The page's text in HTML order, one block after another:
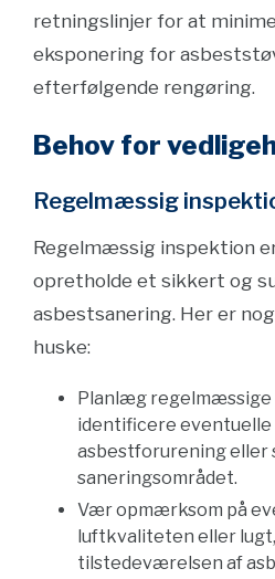
retningslinjer for at
eksponering for
efterfølgende rengøring.
Behov for
Regelmæssig
Regelmæssig inspektion
opretholde et sikkert og
asbestsanering. Her er
huske:
Planlæg
identificere eventuelle
asbestforurening eller
saneringsområdet.
Vær opmærksom på
luftkvaliteten eller
tilstedeværelsen af